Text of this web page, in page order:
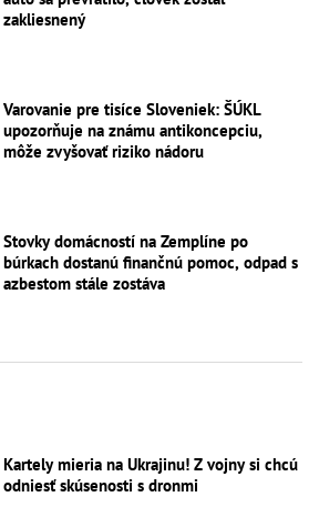
zakliesnený
Varovanie pre tisíce Sloveniek: ŠÚKL
upozorňuje na známu antikoncepciu,
môže zvyšovať riziko nádoru
Stovky domácností na Zemplíne po
búrkach dostanú finančnú pomoc, odpad s
azbestom stále zostáva
Kartely mieria na Ukrajinu! Z vojny si chcú
odniesť skúsenosti s dronmi